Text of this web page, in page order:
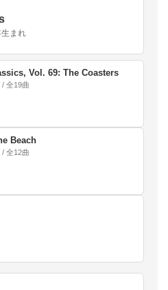
まれ
Vol. 69: The Coasters
全19曲
Beach
全12曲